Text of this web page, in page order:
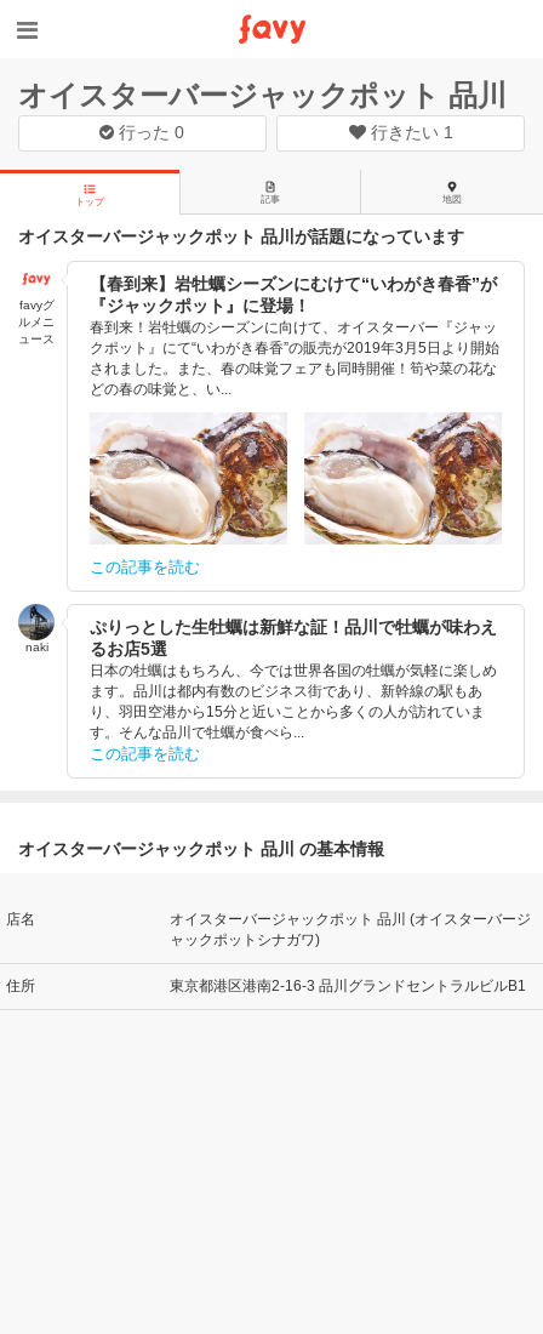
オイスターバージャックポット 品川
行った0 行きたい 1
トップ 記事 地図
オイスターバージャックポット 品川が話題になっています
favyグ
ルメニ
ュース
【春到来】岩牡蠣シーズンにむけて“いわがき春香”が
『ジャックポット』に登場！
春到来！岩牡蠣のシーズンに向けて、オイスターバー『ジャッ
クポット』にて“いわがき春香”の販売が2019年3月5日より開始
されました。また、春の味覚フェアも同時開催！筍や菜の花な
どの春の味覚と、い...
この記事を読む
naki
ぷりっとした生牡蠣は新鮮な証！品川で牡蠣が味わえ
るお店5選
日本の牡蠣はもちろん、今では世界各国の牡蠣が気軽に楽しめ
ます。品川は都内有数のビジネス街であり、新幹線の駅もあ
り、羽田空港から15分と近いことから多くの人が訪れていま
す。そんな品川で牡蠣が食べら...
この記事を読む
オイスターバージャックポット 品川 の基本情報
店名
オイスターバージャックポット 品川 (オイスターバージ
ャックポットシナガワ)
住所 東京都港区港南2-16-3 品川グランドセントラルビルB1